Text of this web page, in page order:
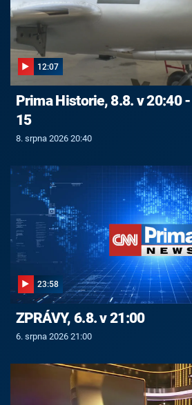
12:07
Prima Historie, 8.8. v 20:40
15
8. srpna 2026 20:40
23:58
ZPRÁVY, 6.8. v 21:00
6. srpna 2026 21:00